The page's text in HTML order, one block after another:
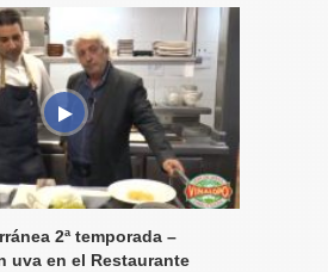
2ª temporada –
uva en el Restaurante